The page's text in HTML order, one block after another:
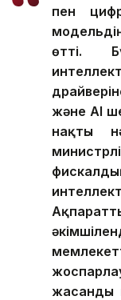
пен
өтті.
және AI
нақты
жасанды